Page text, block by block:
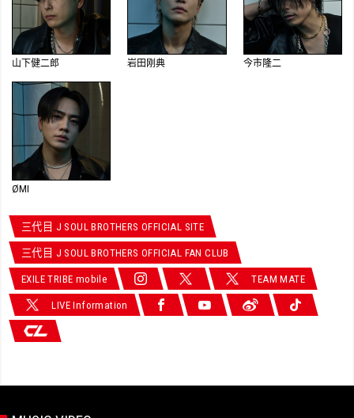
山下健二郎 岩田刚典 今市隆二
ØMI
三代目 J SOUL BROTHERS OFFICIAL SITE
三代目 J SOUL BROTHERS OFFICIAL FAN CLUB
EXILE TRIBE mobile TEAM MATE
LIVE Information